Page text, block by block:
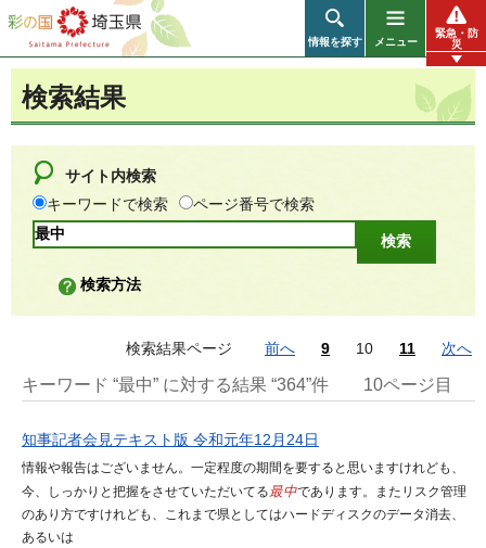
彩の国 埼玉県
情報を探す メニュー
緊急・防
災
検索結果
サイト内検索
キーワードで検索
ページ番号で検索
検索方法
検索結果ページ 前へ 9 10 11 次へ
キーワード “最中” に対する結果 “364”件 10ページ目
知事記者会見テキスト版 令和元年12月24日
情報や報告はございません。一定程度の期間を要すると思いますけれども、
今、しっかりと把握をさせていただいてる最中であります。またリスク管理
のあり方ですけれども、これまで県としてはハードディスクのデータ消去、
あるいは